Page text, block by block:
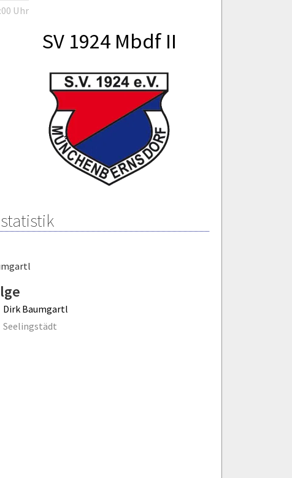
Uhr
SV 1924 Mbdf II
Dirk Baumgartl
Seelingstädt